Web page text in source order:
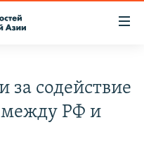
содействие
между РФ и